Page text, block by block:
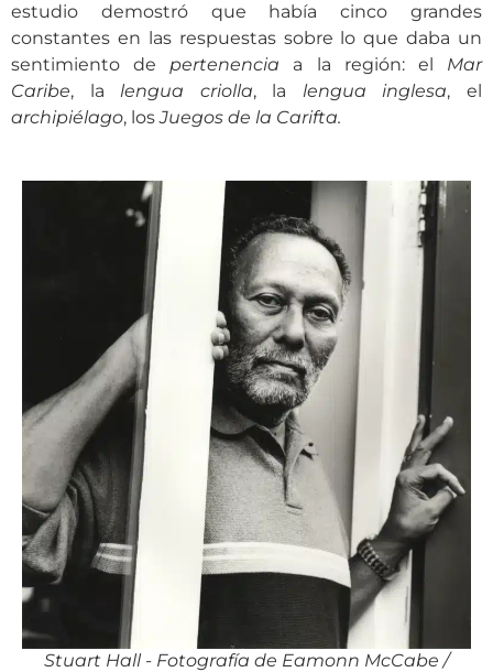
estudio demostró que había cinco grandes
constantes en las respuestas sobre lo que daba un
sentimiento depertenencia a la región: el Mar
Caribe, lalengua criolla, la lengua inglesa, el
archipiélago, losJuegos de la Carifta.
Stuart Hall - Fotografía de Eamonn McCabe /